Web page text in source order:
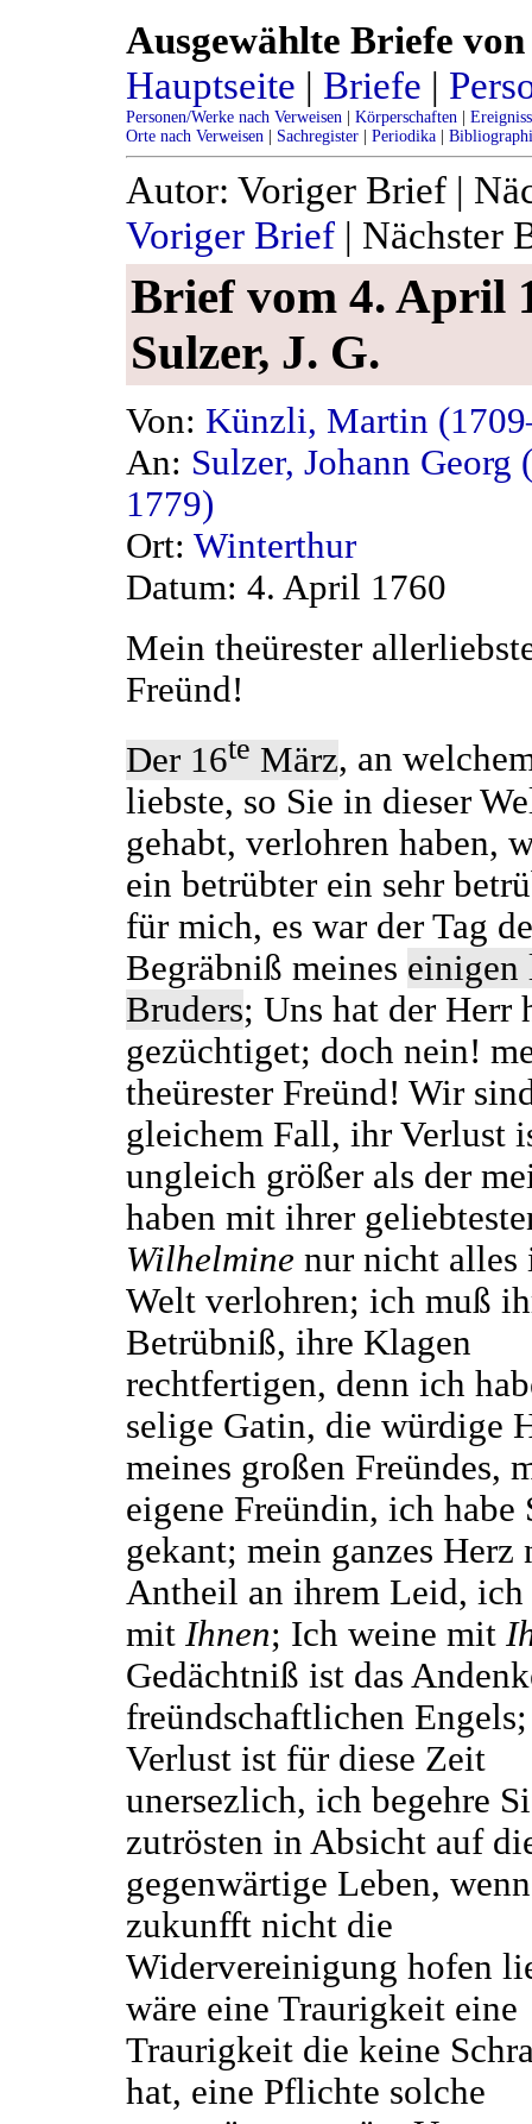
Ausgewählte Briefe
Hauptseite | Briefe |
Personen/Werke nach Verweisen | Körperschaften |
Orte nach Verweisen | Sachregister | Periodika |
Autor: Voriger Brief |
Voriger Brief | Nächster
Brief vom 4. April
Sulzer, J. G.
Von: Künzli, Martin
An: Sulzer, Johann Georg
1779)
Ort: Winterthur
Datum: 4. April 1760
Mein theürester
Freünd!
Der 16te März, an
liebste, so Sie in dieser
gehabt, verlohren haben,
ein betrübter ein sehr
für mich, es war der Tag
Begräbniß meines einigen
Bruders; Uns hat der Herr
gezüchtiget; doch nein!
theürester Freünd! Wir
gleichem Fall, ihr Verlust
ungleich größer als der
haben mit ihrer
Wilhelmine nur nicht alles
Welt verlohren; ich muß
Betrübniß, ihre Klagen
rechtfertigen, denn ich
selige Gatin, die würdige
meines großen Freündes,
eigene Freündin, ich habe
gekant; mein ganzes Herz
Antheil an ihrem Leid, ich
mit Ihnen; Ich weine mit
Gedächtniß ist das
freündschaftlichen
Verlust ist für diese Zeit
unersezlich, ich begehre
zutrösten in Absicht auf
gegenwärtige Leben,
zukunfft nicht die
Widervereinigung hofen
wäre eine Traurigkeit eine
Traurigkeit die keine
hat, eine Pflichte solche